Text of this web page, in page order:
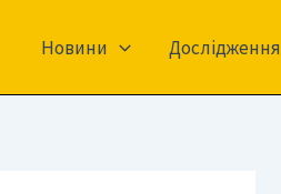
Новини Дослідження